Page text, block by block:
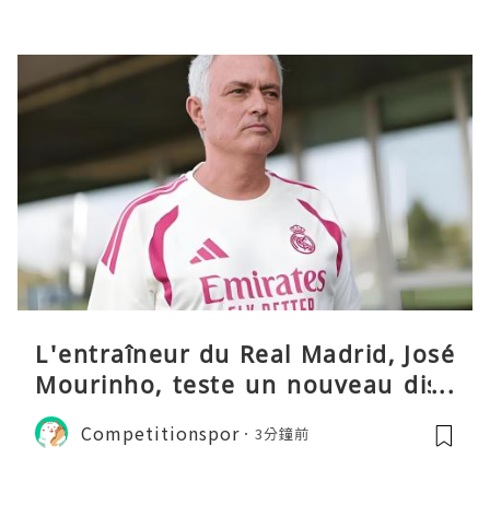
L'entraîneur du Real Madrid, José
Mourinho, teste un nouveau disp
ositif tactique
Competitionspor 3分鐘前